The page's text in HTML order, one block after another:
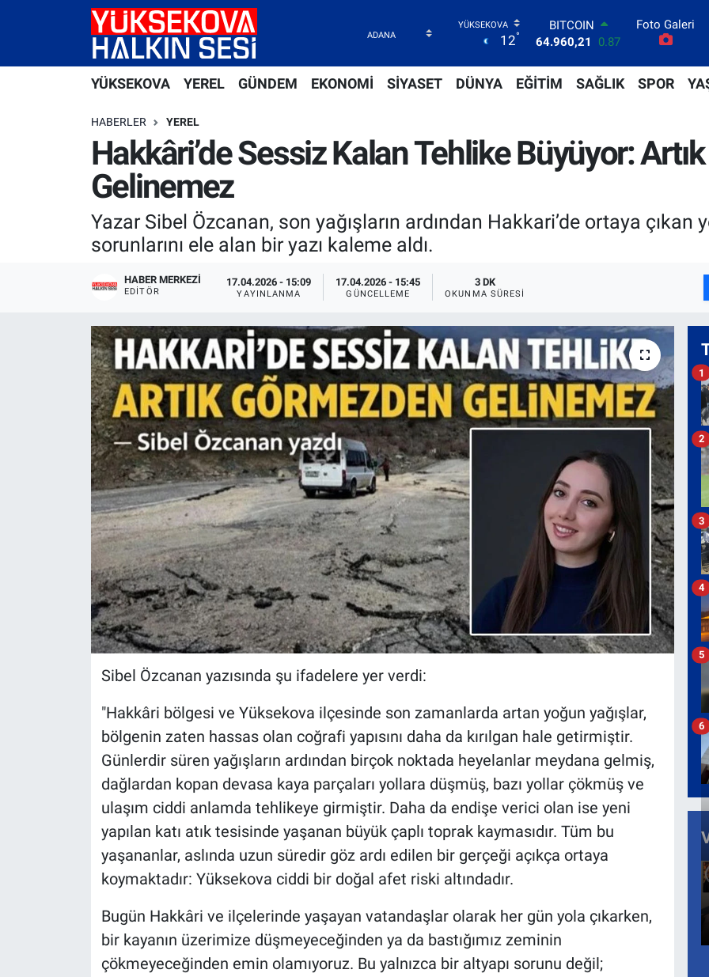
12°
DOLAR
47,7436
0.18
55,2510
0.32
STERLİN
6660.55
BİST100
13.779
-14
Foto Galeri
YÜKSEKOVA YEREL GÜNDEM EKONOMİ SİYASET DÜNYA EĞİTİM SAĞLIK SPOR
HABERLER YEREL
Hakkâri’de Sessiz Kalan Tehlike Büyüyor:
Gelinemez
Yazar Sibel Özcanan, son yağışların ardından Hakkari’de ortaya çıkan
sorunlarını ele alan bir yazı kaleme aldı.
HABER MERKEZI
EDITÖR
17.04.2026 - 15:09
YAYINLANMA
17.04.2026 - 15:45
GÜNCELLEME
3 DK
OKUNMA SÜRESI
Sibel Özcanan yazısında şu ifadelere yer verdi:
"Hakkâri bölgesi ve Yüksekova ilçesinde son zamanlarda artan yoğun yağışlar,
bölgenin zaten hassas olan coğrafi yapısını daha da kırılgan hale getirmiştir.
Günlerdir süren yağışların ardından birçok noktada heyelanlar meydana gelmiş,
dağlardan kopan devasa kaya parçaları yollara düşmüş, bazı yollar çökmüş ve
ulaşım ciddi anlamda tehlikeye girmiştir. Daha da endişe verici olan ise yeni
yapılan katı atık tesisinde yaşanan büyük çaplı toprak kaymasıdır. Tüm bu
yaşananlar, aslında uzun süredir göz ardı edilen bir gerçeği açıkça ortaya
koymaktadır: Yüksekova ciddi bir doğal afet riski altındadır.
Bugün Hakkâri ve ilçelerinde yaşayan vatandaşlar olarak her gün yola çıkarken,
bir kayanın üzerimize düşmeyeceğinden ya da bastığımız zeminin
çökmeyeceğinden emin olamıyoruz. Bu yalnızca bir altyapı sorunu değil;
1
2
3
4
5
6
Yüksekova Nöbetçi Eczaneler
Yüksekova Trafik Yoğunluk Haritası
Süper Lig Puan Durumu ve Fikstür
Tüm Manşetler